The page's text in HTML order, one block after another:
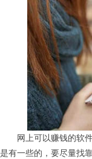
网上可以赚钱的软件
是有一些的，要尽量找